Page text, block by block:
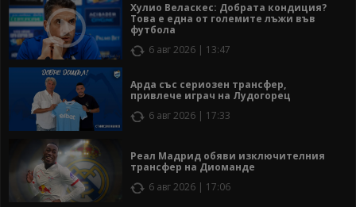
Хулио Веласкес: Добрата кондиция?
Това е една от големите лъжи във
футбола
6 авг 2026 | 13:47
Арда със сериозен трансфер,
привлече играч на Лудогорец
6 авг 2026 | 17:33
Реал Мадрид обяви изключителния
трансфер на Диоманде
6 авг 2026 | 17:06